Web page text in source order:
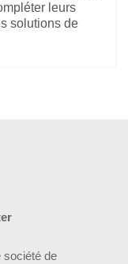
leurs
solutions de
société de